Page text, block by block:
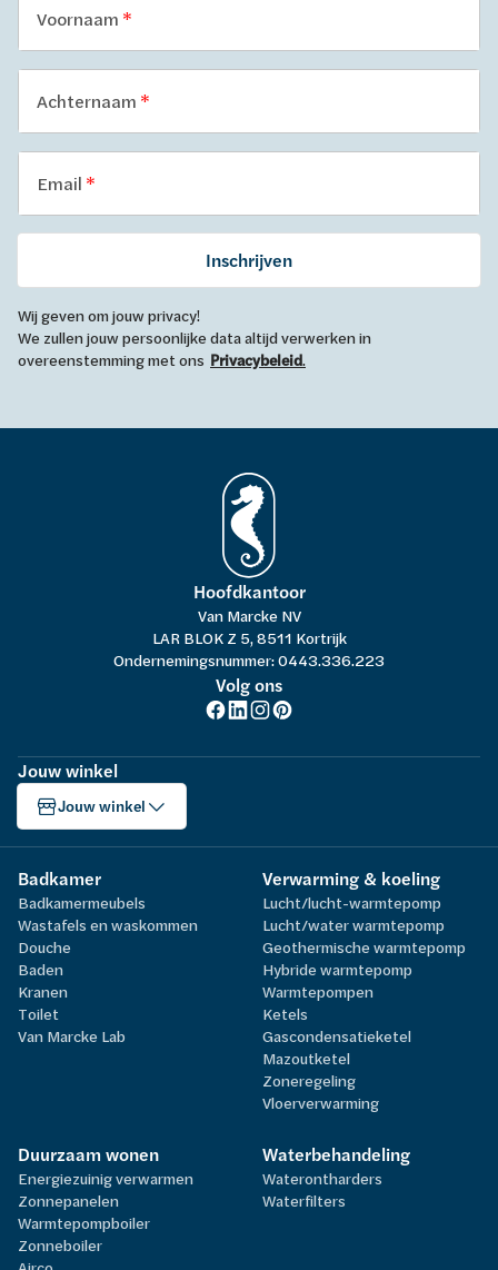
Voornaam
Achternaam
Email
Inschrijven
Wij geven om jouw privacy!
We zullen jouw persoonlijke data altijd verwerken in
overeenstemming met ons Privacybeleid.
Hoofdkantoor
Van Marcke NV
LAR BLOK Z 5, 8511 Kortrijk
Ondernemingsnummer: 0443.336.223
Volg ons
Jouw winkel
Jouw winkel
Badkamer
Badkamermeubels
Wastafels en waskommen
Douche
Baden
Kranen
Toilet
Van Marcke Lab
Verwarming & koeling
Lucht/lucht-warmtepomp
Lucht/water warmtepomp
Geothermische warmtepomp
Hybride warmtepomp
Warmtepompen
Ketels
Gascondensatieketel
Mazoutketel
Zoneregeling
Vloerverwarming
Duurzaam wonen
Energiezuinig verwarmen
Zonnepanelen
Warmtepompboiler
Zonneboiler
Waterbehandeling
Waterontharders
Waterfilters